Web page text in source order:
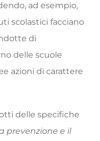
ad esempio,
scolastici facciano
di
delle scuole
azioni di carattere
delle specifiche
prevenzione e il